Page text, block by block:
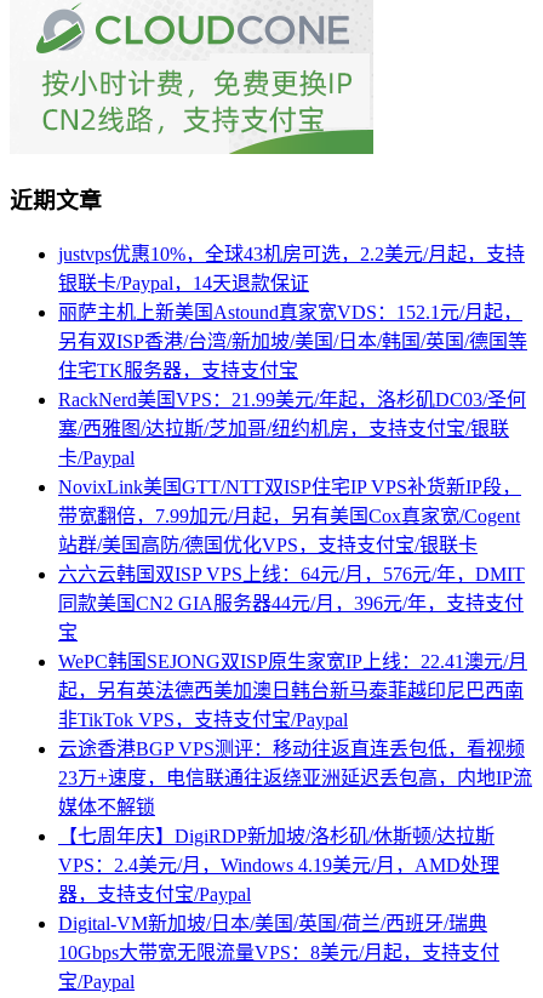
近期文章
justvps优惠10%，全球43机房可选，2.2美元/月起，支持
银联卡/Paypal，14天退款保证
丽萨主机上新美国Astound真家宽VDS：152.1元/月起，
另有双ISP香港/台湾/新加坡/美国/日本/韩国/英国/德国等
住宅TK服务器，支持支付宝
RackNerd美国VPS：21.99美元/年起，洛杉矶DC03/圣何
塞/西雅图/达拉斯/芝加哥/纽约机房，支持支付宝/银联
卡/Paypal
NovixLink美国GTT/NTT双ISP住宅IP VPS补货新IP段，
带宽翻倍，7.99加元/月起，另有美国Cox真家宽/Cogent
站群/美国高防/德国优化VPS，支持支付宝/银联卡
六六云韩国双ISP VPS上线：64元/月，576元/年，DMIT
同款美国CN2 GIA服务器44元/月，396元/年，支持支付
宝
WePC韩国SEJONG双ISP原生家宽IP上线：22.41澳元/月
起，另有英法德西美加澳日韩台新马泰菲越印尼巴西南
非TikTok VPS，支持支付宝/Paypal
云途香港BGP VPS测评：移动往返直连丢包低，看视频
23万+速度，电信联通往返绕亚洲延迟丢包高，内地IP流
媒体不解锁
【七周年庆】DigiRDP新加坡/洛杉矶/休斯顿/达拉斯
VPS：2.4美元/月，Windows 4.19美元/月，AMD处理
器，支持支付宝/Paypal
Digital-VM新加坡/日本/美国/英国/荷兰/西班牙/瑞典
10Gbps大带宽无限流量VPS：8美元/月起，支持支付
宝/Paypal